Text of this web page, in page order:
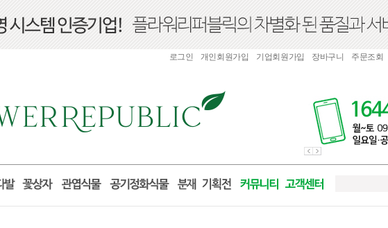
로그인 개인회원가입 기업회원가입 장바구니 주문조회